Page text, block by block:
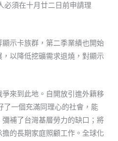
須在十月廿二日前申請理
示卡族群，第二季業績也開始
以降低挖礦需求退燒，對顯示
來到此地。自開放引進外籍移
了一個充滿同理心的社會，能
補了台灣基層勞力的缺口；將
的長期家庭照顧工作。全球化